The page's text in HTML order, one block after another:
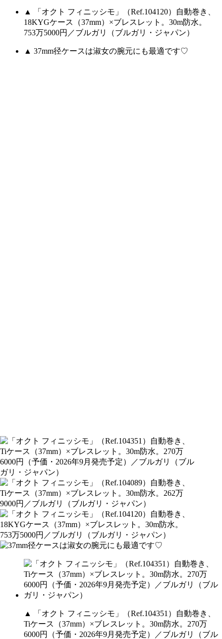
▲ 「オクト フィニッシモ」（Ref.104120）自動巻き、
18KYGケース（37mm）×ブレスレット。30m防水。
753万5000円／ブルガリ（ブルガリ・ジャパン）
▲ 37mm径ケースは淑女の腕元にも最適です♡
▲ 「オクト フィニッシモ」（Ref.104351）自動巻き、
Tiケース（37mm）×ブレスレット。30m防水。270万
6000円（予価・2026年9月発売予定）／ブルガリ（ブル